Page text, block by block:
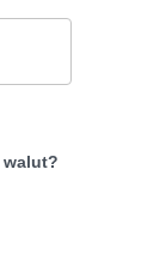
walut?